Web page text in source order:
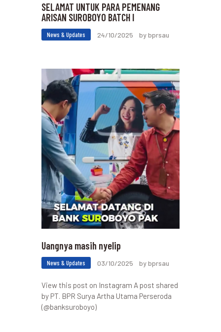
SELAMAT UNTUK PARA PEMENANG
ARISAN SUROBOYO BATCH I
News & Updates 24/10/2025 by bprsau
Uangnya masih nyelip
News & Updates 03/10/2025 by bprsau
View this post on Instagram A post shared
by PT. BPR Surya Artha Utama Perseroda
(@banksuroboyo)